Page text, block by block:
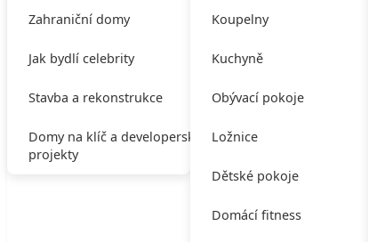
Zahraniční domy
Jak bydlí celebrity
Stavba a rekonstrukce
Domy na klíč a developerské
projekty
Koupelny
Kuchyně
Obývací pokoje
Ložnice
Dětské pokoje
Domácí fitness